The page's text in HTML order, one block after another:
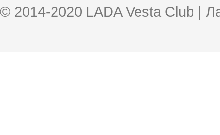
© 2014-2020 LADA Vesta Club |